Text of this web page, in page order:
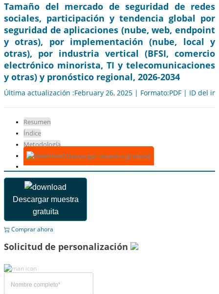
Tamaño del mercado de seguridad de redes
sociales, participación y tendencia global por
seguridad de aplicaciones (nube, web, endpoint
y otras), por implementación (nube, local y
otras), por industria vertical (BFSI, comercio
electrónico minorista, TI y telecomunicaciones
y otras) y pronóstico regional, 2026-2034
Última actualización :February 26, 2025 | Formato:PDF | ID del
Resumen
Índice
Metodología
Descargar muestra gratuita
Descargar muestra
gratuita
Comprar ahora
Solicitud de personalización